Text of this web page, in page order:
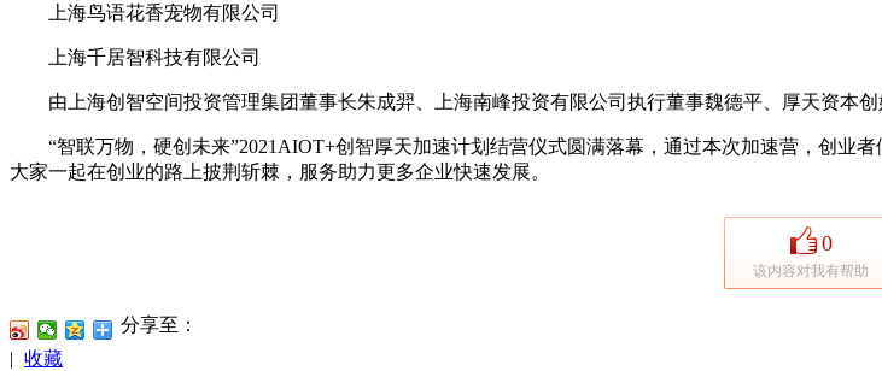
上海鸟语花香宠物有限公司
上海千居智科技有限公司
由上海创智空间投资管理集团董事长朱成羿、上海南峰投资有限公司执行董事魏德平、厚天资本创
“智联万物，硬创未来”2021AIOT+创智厚天加速计划结营仪式圆满落幕，通过本次加速营，创业
大家一起在创业的路上披荆斩棘，服务助力更多企业快速发展。
0
该内容对我有帮助
分享至：
| 收藏